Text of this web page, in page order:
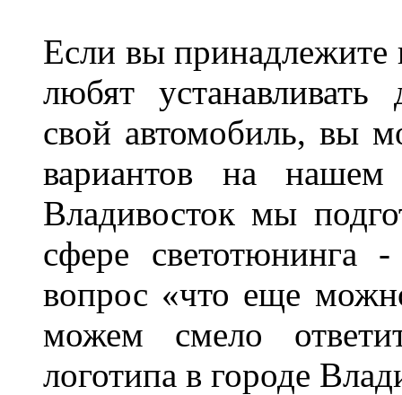
Если вы принадлежите
любят устанавливать
свой автомобиль, вы
вариантов на
Владивосток мы
сфере светотюнинга
вопрос «что еще
можем смело
логотипа в городе